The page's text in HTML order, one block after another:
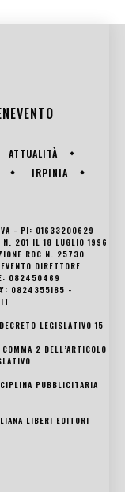
ATTUALITÀ
IRPINIA
- PI: 01633200629
N. 201 IL 18 LUGLIO 1996
ROC N. 25730
DIRETTORE
082450469
0824355185 -
LEGISLATIVO 15
2 DELL’ARTICOLO
PUBBLICITARIA
LIBERI EDITORI